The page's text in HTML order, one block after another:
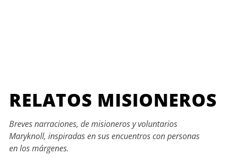
RELATOS MISIONEROS
Breves narraciones, de misioneros y voluntarios
Maryknoll, inspiradas en sus encuentros con personas
en los márgenes.